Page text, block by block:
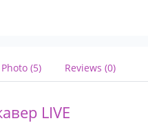
Photo (5) Reviews (0)
LIVE